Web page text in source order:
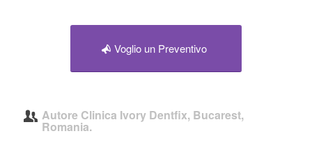
Voglio un Preventivo
Autore Clinica Ivory Dentfix, Bucarest,
Romania.